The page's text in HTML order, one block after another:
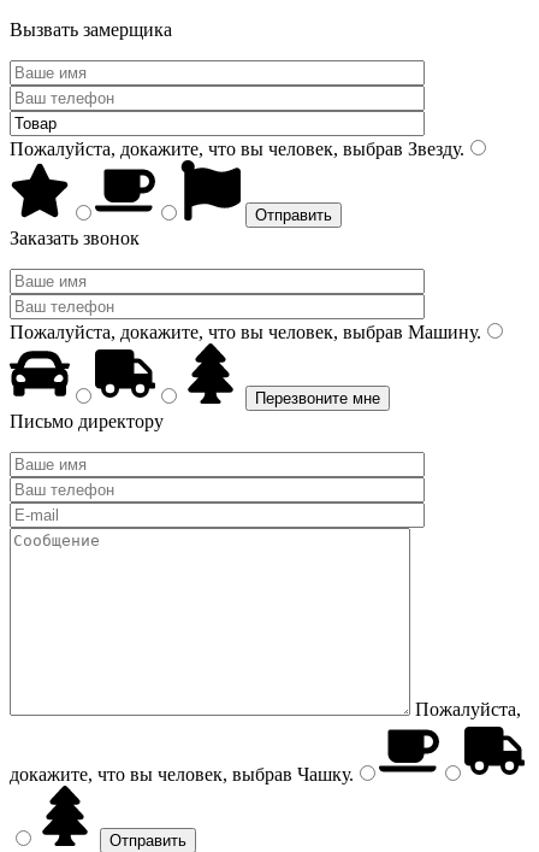
Вызвать замерщика
Пожалуйста, докажите, что вы человек, выбрав Звезду.
Заказать звонок
Пожалуйста, докажите, что вы человек, выбрав Машину.
Письмо директору
Пожалуйста,
докажите, что вы человек, выбрав Чашку.